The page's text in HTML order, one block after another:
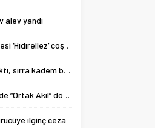
alev yandı
coşkuyla kutlandı
sırra kadem bastı
Akıl” dönemi
ilginç ceza